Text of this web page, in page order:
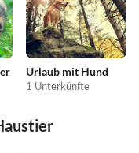
Urlaub mit Hund
1 Unterkünfte